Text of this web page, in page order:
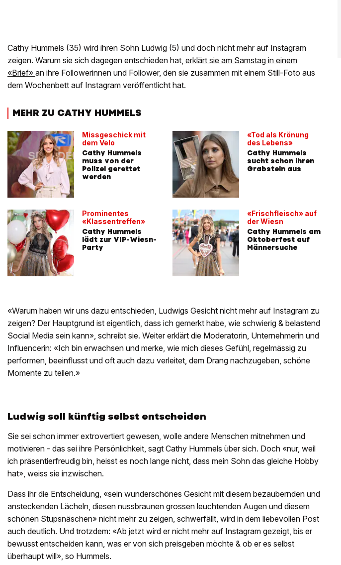
Cathy Hummels (35) wird ihren Sohn Ludwig (5) und doch nicht mehr auf Instagram
zeigen. Warum sie sich dagegen entschieden hat, erklärt sie am Samstag in einem
«Brief» an ihre Followerinnen und Follower, den sie zusammen mit einem Still-Foto aus
dem Wochenbett auf Instagram veröffentlicht hat.
MEHR ZU CATHY HUMMELS
Missgeschick mit
dem Velo
Cathy Hummels
muss von der
Polizei gerettet
werden
Prominentes
«Klassentreffen»
Cathy Hummels
lädt zur VIP-Wiesn-
Party
«Tod als Krönung
des Lebens»
Cathy Hummels
sucht schon ihren
Grabstein aus
«Frischfleisch» auf
der Wiesn
Cathy Hummels am
Oktoberfest auf
Männersuche
«Warum haben wir uns dazu entschieden, Ludwigs Gesicht nicht mehr auf Instagram zu
zeigen? Der Hauptgrund ist eigentlich, dass ich gemerkt habe, wie schwierig & belastend
Social Media sein kann», schreibt sie. Weiter erklärt die Moderatorin, Unternehmerin und
Influencerin: «Ich bin erwachsen und merke, wie mich dieses Gefühl, regelmässig zu
performen, beeinflusst und oft auch dazu verleitet, dem Drang nachzugeben, schöne
Momente zu teilen.»
Ludwig soll künftig selbst entscheiden
Sie sei schon immer extrovertiert gewesen, wolle andere Menschen mitnehmen und
motivieren - das sei ihre Persönlichkeit, sagt Cathy Hummels über sich. Doch «nur, weil
ich präsentierfreudig bin, heisst es noch lange nicht, dass mein Sohn das gleiche Hobby
hat», weiss sie inzwischen.
Dass ihr die Entscheidung, «sein wunderschönes Gesicht mit diesem bezaubernden und
ansteckenden Lächeln, diesen nussbraunen grossen leuchtenden Augen und diesem
schönen Stupsnäschen» nicht mehr zu zeigen, schwerfällt, wird in dem liebevollen Post
auch deutlich. Und trotzdem: «Ab jetzt wird er nicht mehr auf Instagram gezeigt, bis er
bewusst entscheiden kann, was er von sich preisgeben möchte & ob er es selbst
überhaupt will», so Hummels.